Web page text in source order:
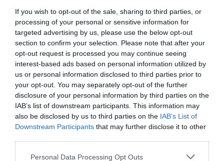
If you wish to opt-out of the sale, sharing to third parties, or
processing of your personal or sensitive information for
targeted advertising by us, please use the below opt-out
section to confirm your selection. Please note that after your
opt-out request is processed you may continue seeing
interest-based ads based on personal information utilized by
us or personal information disclosed to third parties prior to
your opt-out. You may separately opt-out of the further
disclosure of your personal information by third parties on the
IAB’s list of downstream participants. This information may
also be disclosed by us to third parties on the IAB’s List of
Downstream Participants that may further disclose it to other
Personal Data Processing Opt Outs
sostenibles i capdavanteres”. En la mateixa línia,
SantiagoSabatés(Eurofragance) afegeix:
“Aquesta Aliança posa en valor la col·laboració
entre empreses per impulsar el desenvolupament
tecnològic i sostenible”. “Ens posiciona a
l’avantguarda de la innovació, connectant-nos
amb empreses, universitats i tecnologies
emergents”, remarcaJordiIlario(Fractus). Des
de grans líders mundials com HP també són
conscients de la importància de projectes com el
BIVA, tal com remarca
Cristina
: “La